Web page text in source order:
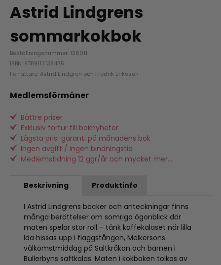
Astrid Lindgrens
sommarkokbok
Beställningsnummer: 126011
ISBN: 9789113138435
Författare: Astrid Lindgren och Fredrik Eriksson
Medlemsförmåner
Bättre priser
Exklusiv förtur till boknyheter
Lägsta pris-garanti på månadens bok
Ingen avgift / ingen bindningstid
Medlemstidning 12 ggr/år och mycket mer...
Beskrivning Produktinfo
I Astrid Lindgrens böcker och anteckningar finns
många berättelser om somriga ögonblick där
maten spelar stor roll – tänk kaffekalaset när lilla
Ida hissas upp i flaggstången, Melkersons
välkomstmiddag på Saltkråkan och barnen i
Bullerbyns saftkalas. Maten i kokboken tolkas av